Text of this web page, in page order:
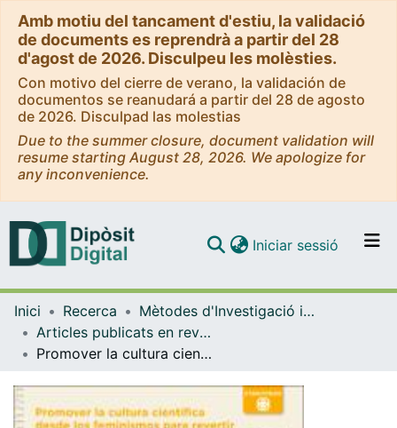
Amb motiu del tancament d'estiu, la validació
de documents es reprendrà a partir del 28
d'agost de 2026. Disculpeu les molèsties.
Con motivo del cierre de verano, la validación de
documentos se reanudará a partir del 28 de agosto
de 2026. Disculpad las molestias
Due to the summer closure, document validation will
resume starting August 28, 2026. We apologize for
any inconvenience.
Navega per tot el DD
Contacte
Iniciar sessió (current)
Inici Recerca
Mètodes d'Investigació i Diagnòstic en Educació
Articles publicats en revistes (Mètodes d'Investigació i Diagnòstic en Educació)
Promover la cultura científica desde los feminismos para revertir las desigualdades en el futuro